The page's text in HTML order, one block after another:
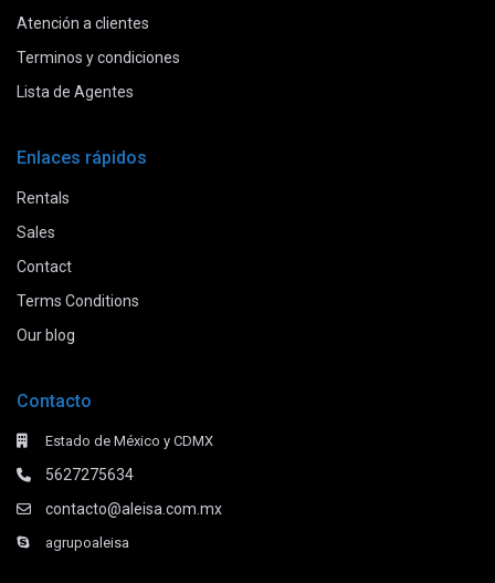
Atención a clientes
Terminos y condiciones
Lista de Agentes
Enlaces rápidos
Rentals
Sales
Contact
Terms Conditions
Our blog
Contacto
Estado de México y CDMX
5627275634
contacto@aleisa.com.mx
agrupoaleisa